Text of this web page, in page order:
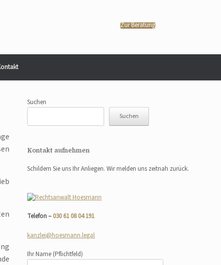
Zur Beratung
Suchen
Suchen
Kontakt aufnehmen
Schildern Sie uns Ihr Anliegen. Wir melden uns zeitnah zurück.
Telefon –030 61 08 04 191
kanzlei@hoesmann.legal
Ihr Name (Pflichtfeld)